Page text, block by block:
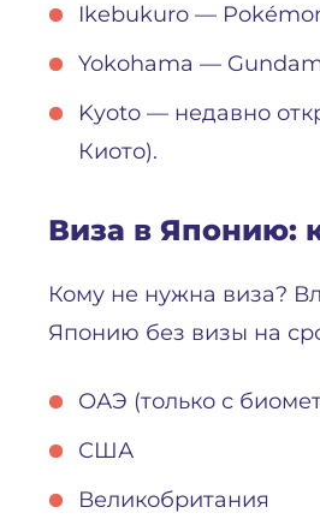
Ikebukuro —
Yokohama —
Kyoto — недавно
Киото).
Виза в Японию:
Кому не нужна виза?
Японию без визы на
ОАЭ (только с
США
Великобритания